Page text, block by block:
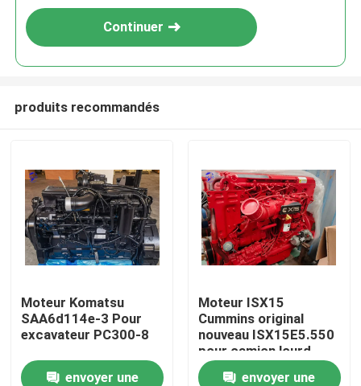
Aperçu
Continuer
produits recommandés
Moteur Komatsu
SAA6d114e-3 Pour
excavateur PC300-8
envoyer une
Moteur ISX15
Cummins original
nouveau ISX15E5.550
pour camion lourd
envoyer une